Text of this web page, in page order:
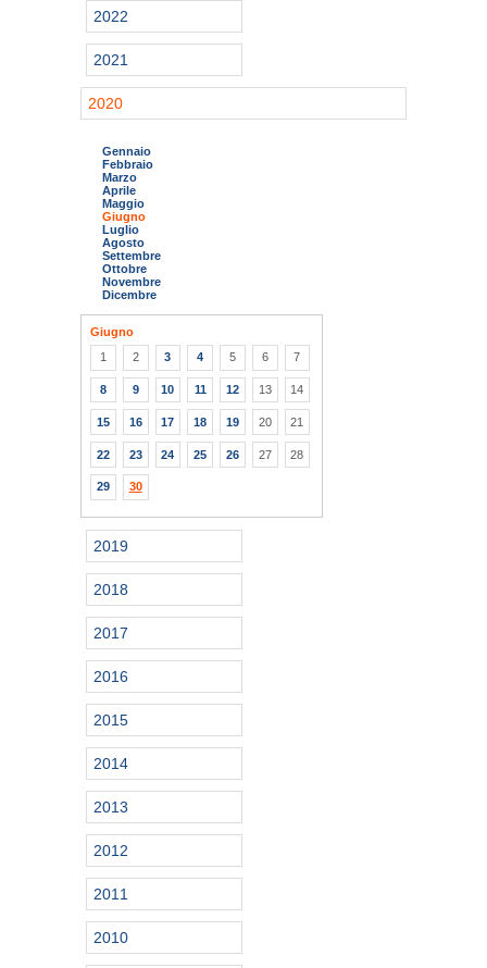
2022
2021
2020
Gennaio
Febbraio
Marzo
Aprile
Maggio
Giugno
Luglio
Agosto
Settembre
Ottobre
Novembre
Dicembre
Giugno
1
2 3 4 5 6 7
8 9 10 11 12 13 14
15 16 17 18 19 20 21
22 23 24 25 26 27 28
29 30
2019
2018
2017
2016
2015
2014
2013
2012
2011
2010